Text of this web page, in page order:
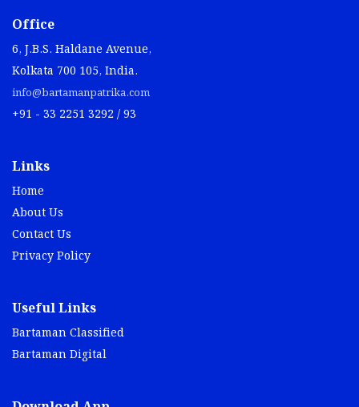
Office
6, J.B.S. Haldane Avenue,
Kolkata 700 105, India.
info@bartamanpatrika.com
+91 - 33 2251 3292 / 93
Links
Home
About Us
Contact Us
Privacy Policy
Useful Links
Bartaman Classified
Bartaman Digital